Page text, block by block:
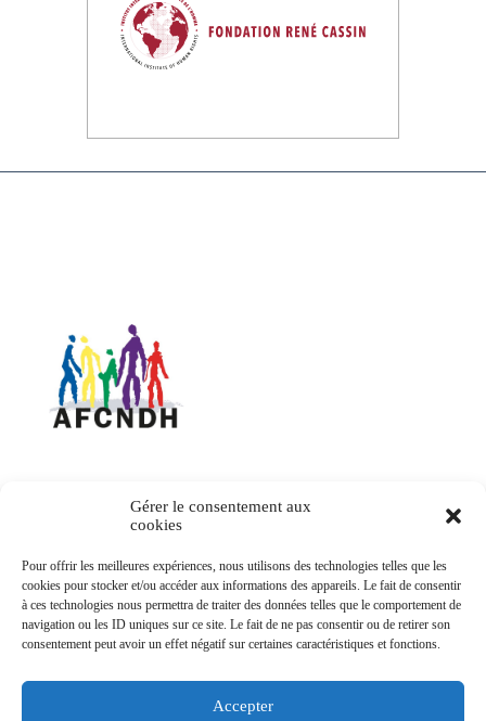
Gérer le consentement aux
cookies
Pour offrir les meilleures expériences, nous utilisons des technologies telles que les
cookies pour stocker et/ou accéder aux informations des appareils. Le fait de consentir
à ces technologies nous permettra de traiter des données telles que le comportement de
navigation ou les ID uniques sur ce site. Le fait de ne pas consentir ou de retirer son
consentement peut avoir un effet négatif sur certaines caractéristiques et fonctions.
Accepter
75007 Paris
Email : afcndh(@)afcndh.org